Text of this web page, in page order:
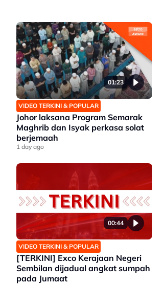
01:23
VIDEO TERKINI & POPULAR
Johor laksana Program Semarak
Maghrib dan Isyak perkasa solat
berjemaah
1 day ago
00:44
VIDEO TERKINI & POPULAR
[TERKINI] Exco Kerajaan Negeri
Sembilan dijadual angkat sumpah
pada Jumaat